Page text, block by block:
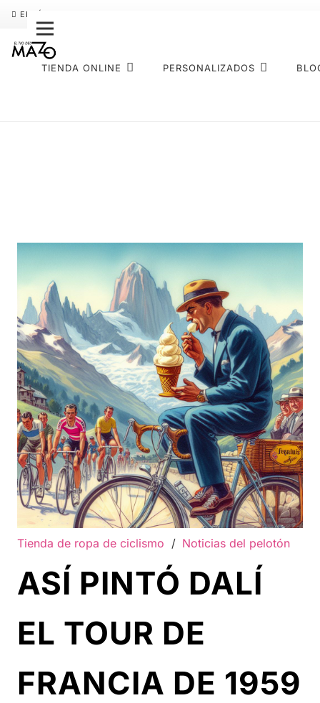
ENVÍO GRATIS
TIENDA ONLINE PERSONALIZADOS
Tienda de ropa de ciclismo / Noticias del pelotón
ASÍ PINTÓ DALÍ
EL TOUR DE
FRANCIA DE 1959